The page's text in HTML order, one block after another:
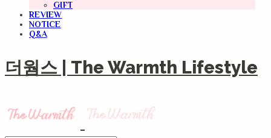
GIFT
REVIEW
NOTICE
Q&A
더웜스 | The Warmth Lifestyle